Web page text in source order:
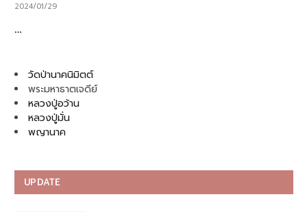
2024/01/29
…
วัดป่านาคนิมิตต์
พระมหาธาตเจดีย์
หลวงปู่อว้าน
หลวงปู่มั่น
พญานาค
UPDATE